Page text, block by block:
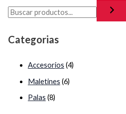
Categorias
Accesorios (4)
Maletines (6)
Palas (8)